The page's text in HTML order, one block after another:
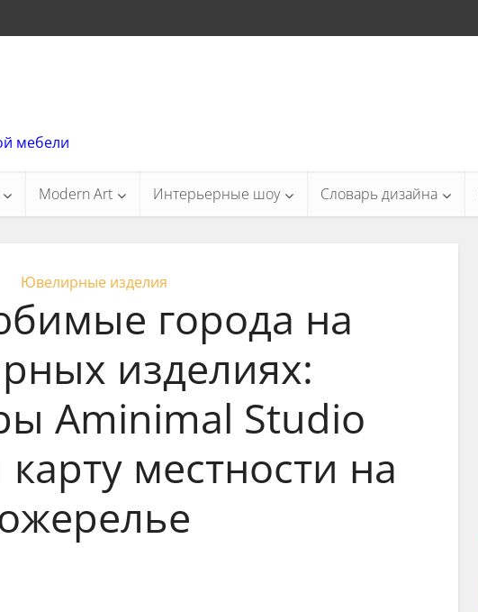
мебели
Modern Art Интерьерные шоу Словарь дизайна
Ювелирные изделия
города на
изделиях:
Aminimal Studio
местности на